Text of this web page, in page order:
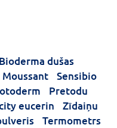
Bioderma dušas
Sensibio
Pretodu
eucerin
Zīdaiņu
Termometrs